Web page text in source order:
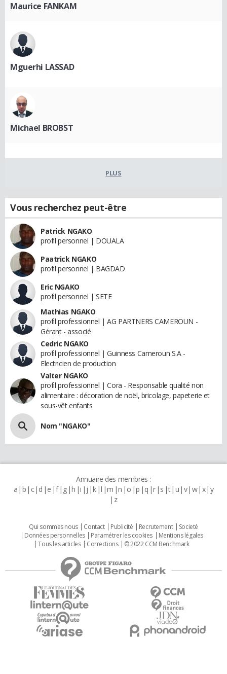
Maurice FANKAM
Mguerhi LASSAD
Michael BROBST
PLUS
Vous recherchez peut-être
Patrick NGAKO
profil personnel | DOUALA
Paatrick NGAKO
profil personnel | BAGDAD
Eric NGAKO
profil personnel | SETE
Mathias NGAKO
profil professionnel | AG PARTNERS CAMEROUN -
Gérant - associé
Cedric NGAKO
profil professionnel | Guinness Cameroun S.A -
Electricien de production
Valter NGAKO
profil professionnel | Cora - Responsable qualité non
alimentaire : décoration de noël, bricolage, papeterie et
sous-vêt enfants
Nom "NGAKO"
Annuaire des membres :
a b c d e f g h i j k l m n o p q r s t u v w x y
z
Qui sommes nous Contact Publicité Recrutement
Societé
Données personnelles
Paramétrer les cookies
Mentions légales
Tous les articles
Corrections © 2022 CCM Benchmark